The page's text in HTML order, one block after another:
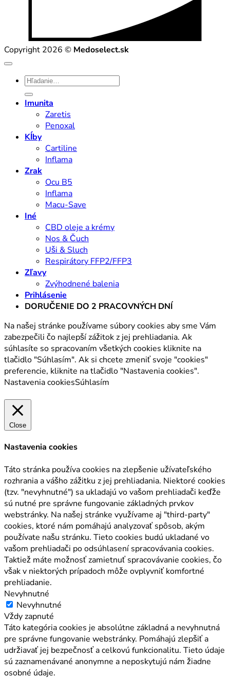
Copyright 2026 © Medoselect.sk
Hľadať:
Imunita
Zaretis
Penoxal
Kĺby
Cartiline
Inflama
Zrak
Ocu B5
Inflama
Macu-Save
Iné
CBD oleje a krémy
Nos & Čuch
Uši & Sluch
Respirátory FFP2/FFP3
Zľavy
Zvýhodnené balenia
Prihlásenie
DORUČENIE DO 2 PRACOVNÝCH DNÍ
Na našej stránke používame súbory cookies aby sme Vám
zabezpečili čo najlepší zážitok z jej prehliadania. Ak
súhlasíte so spracovaním všetkých cookies kliknite na
tlačidlo "Súhlasím". Ak si chcete zmeniť svoje "cookies"
preferencie, kliknite na tlačidlo "Nastavenia cookies".
Nastavenia cookiesSúhlasím
Close
Nastavenia cookies
Táto stránka používa cookies na zlepšenie užívateľského
rozhrania a vášho zážitku z jej prehliadania. Niektoré cookies
(tzv. "nevyhnutné") sa ukladajú vo vašom prehliadači keďže
sú nutné pre správne fungovanie základných prvkov
webstránky. Na našej stránke využívame aj "third-party"
cookies, ktoré nám pomáhajú analyzovať spôsob, akým
používate našu stránku. Tieto cookies budú ukladané vo
vašom prehliadači po odsúhlasení spracovávania cookies.
Taktiež máte možnosť zamietnuť spracovávanie cookies, čo
však v niektorých prípadoch môže ovplyvniť komfortné
prehliadanie.
Nevyhnutné
Nevyhnutné
Vždy zapnuté
Táto kategória cookies je absolútne základná a nevyhnutná
pre správne fungovanie webstránky. Pomáhajú zlepšiť a
udržiavať jej bezpečnosť a celkovú funkcionalitu. Tieto údaje
sú zaznamenávané anonymne a neposkytujú nám žiadne
osobné údaje.